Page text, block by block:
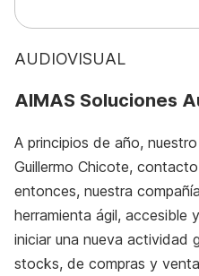
AUDIOVISUAL
AIMAS Soluciones
A principios de año,
Guillermo Chicote,
entonces, nuestra
herramienta ágil, accesible
iniciar una nueva actividad
stocks, de compras y